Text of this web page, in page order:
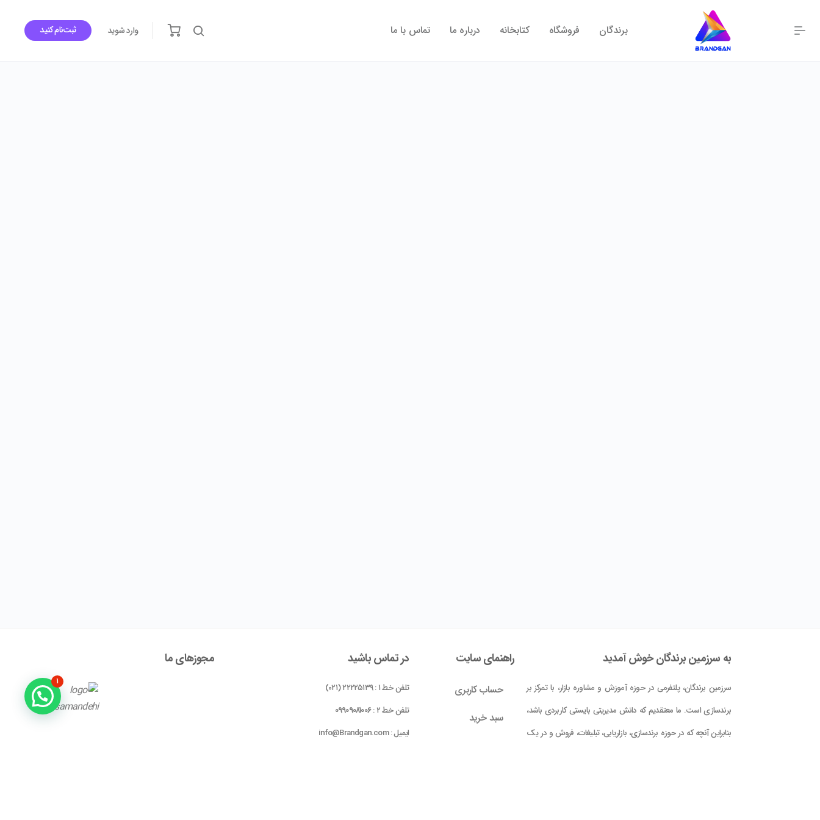
برندگان فروشگاه کتابخانه درباره ما تماس با ما وارد شوید ثبت‌نام کنید
به سرزمین برندگان خوش آمدید
سرزمین برندگان، پلتفرمی در حوزه آموزش و مشاوره بازار، با تمرکز بر
برندسازی است. ما معتقدیم که دانش مدیریتی بایستی کاربردی باشد،
بنابراین آنچه که در حوزه برندسازی، بازاریابی، تبلیغات، فروش و در یک
راهنمای سایت
حساب کاربری
سبد خرید
در تماس باشید
تلفن خط ۱ : ۲۲۲۲۵۱۳۹ (۰۲۱)
تلفن خط ۲ :
۰۹۹۰۹۰۸۱۰۰۶
ایمیل : info@Brandgan.com
مجوز‌های ما
۱